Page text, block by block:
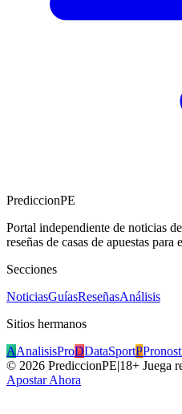
PrediccionPE
Portal independiente de noticias
reseñas de casas de apuestas para
Secciones
NoticiasGuíasReseñasAnálisis
Sitios hermanos
AAnalisisProDDataSportP
© 2026 PrediccionPE|18+ Juega
Apostar Ahora